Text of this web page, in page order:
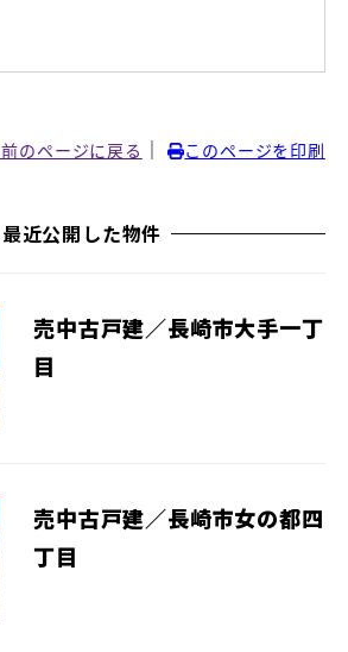
前のページに戻る ｜ このページを印刷
最近公開した物件
売中古戸建／長崎市大手一丁
目
売中古戸建／長崎市女の都四
丁目